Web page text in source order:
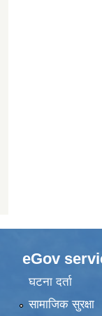
eGov
घटना दर्ता
सामाजिक सुरक्षा